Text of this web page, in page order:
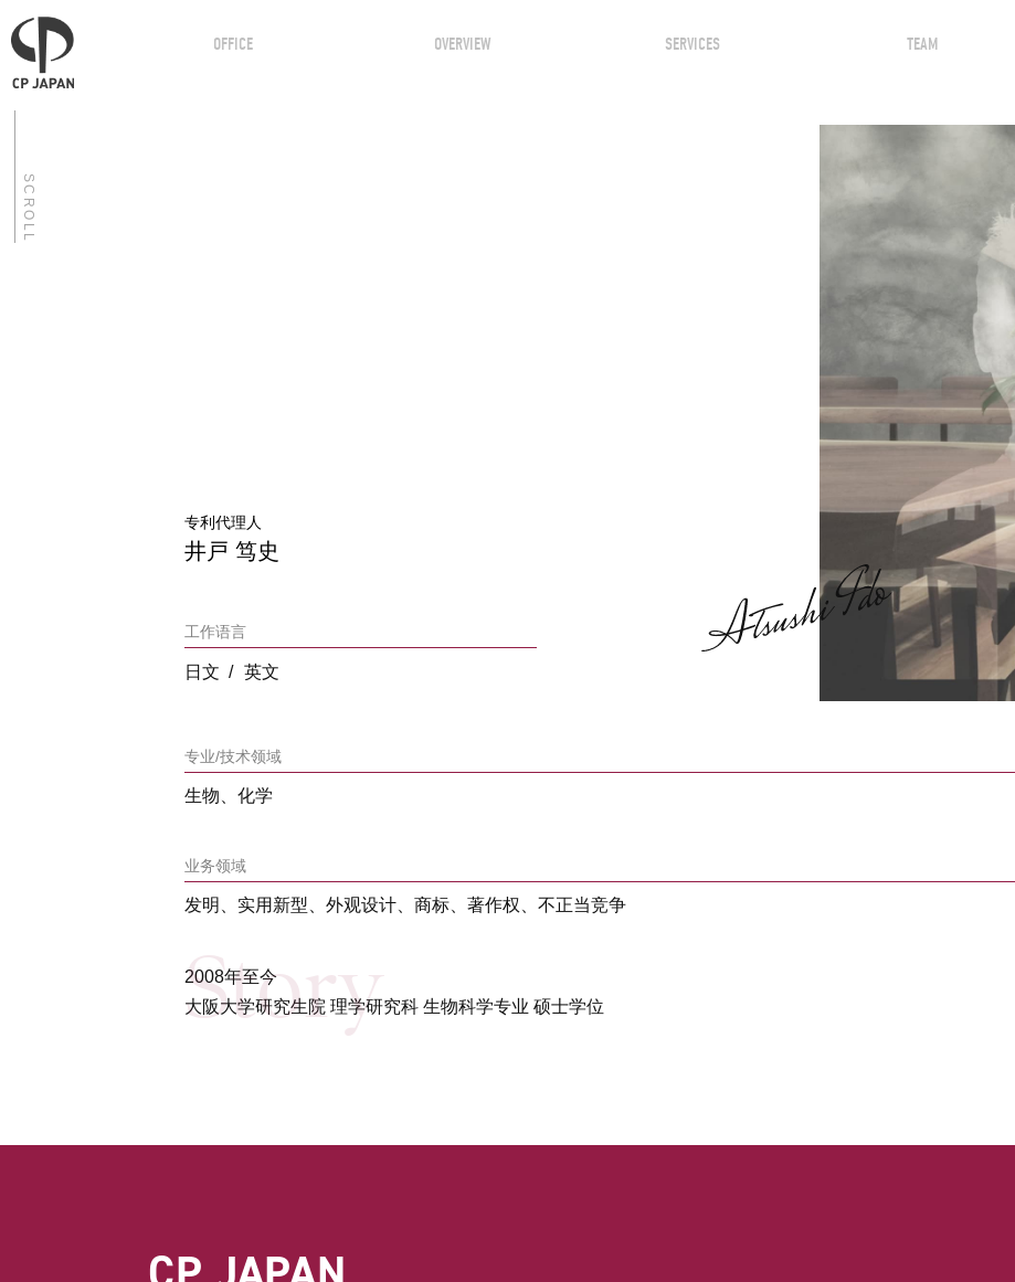
OFFICE OVERVIEW SERVICES TEAM
SCROLL
专利代理人
井戸 笃史
工作语言
日文 英文
专业/技术领域
生物、化学
业务领域
发明、实用新型、外观设计、商标、著作权、不正当竞争
2008年至今
大阪大学研究生院 理学研究科 生物科学专业 硕士学位